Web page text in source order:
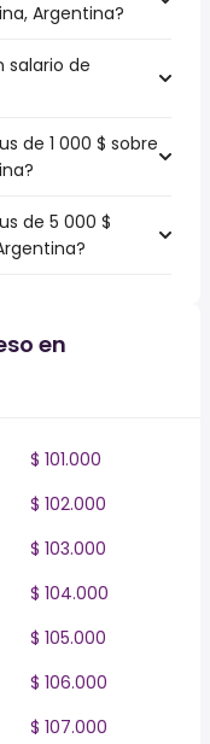
Argentina?
salario de
de 1 000 $ sobre
de 5 000 $
en
$ 101.000
$ 102.000
$ 103.000
$ 104.000
$ 105.000
$ 106.000
$ 107.000